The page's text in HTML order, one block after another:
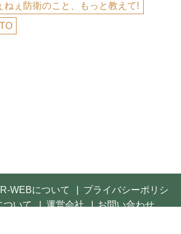
ねぇ防衛のこと、もっと教えて!
WEBについて
プライバシーポリシ
ついて 運営会社
お問い合わせ